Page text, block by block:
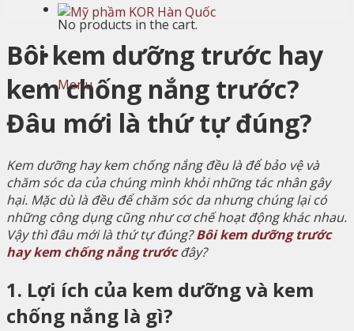
No products in the cart.
Menu
Bôi kem dưỡng trước hay
kem chống nắng trước?
Đâu mới là thứ tự đúng?
Kem dưỡng hay kem chống nắng đều là để bảo vệ và
chăm sóc da của chúng mình khỏi những tác nhân gây
hại. Mặc dù là đều để chăm sóc da nhưng chúng lại có
những công dụng cũng như cơ chế hoạt động khác nhau.
Vậy thì đâu mới là thứ tự đúng?Bôi kem dưỡng trước
hay kem chống nắng trướcđây?
1. Lợi ích của kem dưỡng và kem
chống nắng là gì?